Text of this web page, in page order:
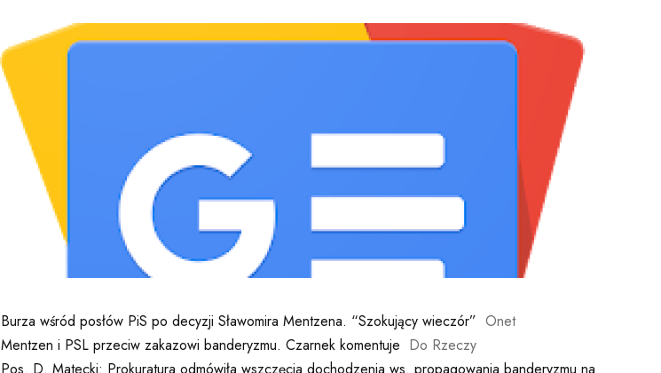
Burza wśród posłów PiS po decyzji Sławomira Mentzena. “Szokujący wieczór” Onet
Mentzen i PSL przeciw zakazowi banderyzmu. Czarnek komentuje Do Rzeczy